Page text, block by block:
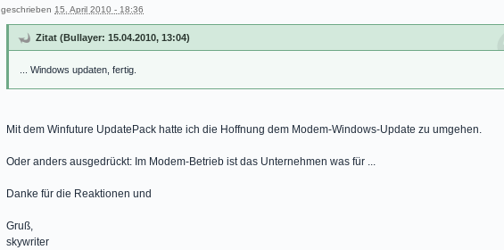
geschrieben 15. April 2010 - 18:36
Zitat (Bullayer: 15.04.2010, 13:04)
... Windows updaten, fertig.
Mit dem Winfuture UpdatePack hatte ich die Hoffnung dem Modem-Windows-Update zu umgehen.
Oder anders ausgedrückt: Im Modem-Betrieb ist das Unternehmen was für ...
Danke für die Reaktionen und
Gruß,
skywriter